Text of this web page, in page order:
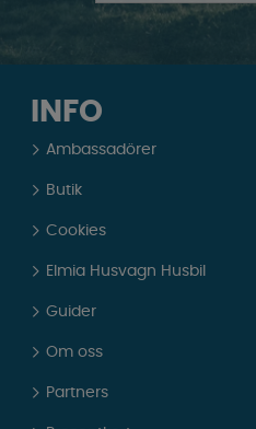
INFO
Ambassadörer
Butik
Cookies
Elmia Husvagn Husbil
Guider
Om oss
Partners